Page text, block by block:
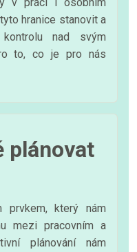
hranice stanovit a
nad svým
to, co je pro nás
plánovat
prvkem, který nám
mezi pracovním a
plánování nám